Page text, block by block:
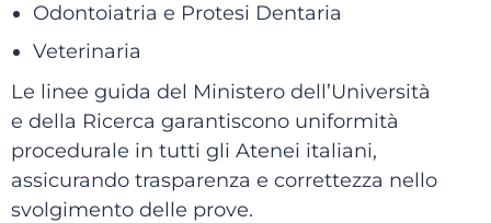
Odontoiatria e Protesi Dentaria
Veterinaria
Le linee guida del Ministero dell’Università
e della Ricerca garantiscono uniformità
procedurale in tutti gli Atenei italiani,
assicurando trasparenza e correttezza nello
svolgimento delle prove.